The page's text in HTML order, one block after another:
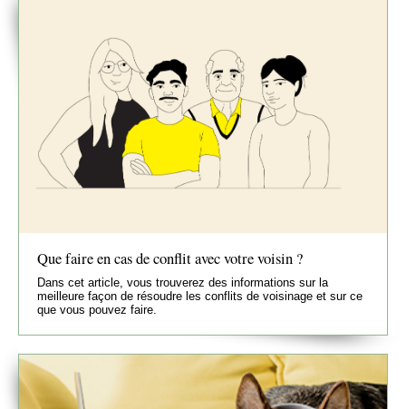
Que faire en cas de conflit avec votre voisin ?
Dans cet article, vous trouverez des informations sur la
meilleure façon de résoudre les conflits de voisinage et sur ce
que vous pouvez faire.